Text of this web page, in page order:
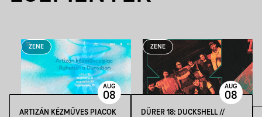
ZENE
ARTIZÁN KÉZMŰVES PIACOK
AUG
08
ZENE
DÜRER 18: DUCKSHELL //
AUG
08